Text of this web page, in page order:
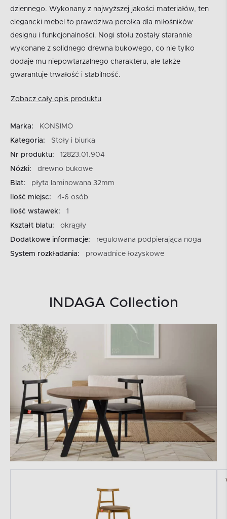
dziennego. Wykonany z najwyższej jakości materiałów, ten
elegancki mebel to prawdziwa perełka dla miłośników
designu i funkcjonalności. Nogi stołu zostały starannie
wykonane z solidnego drewna bukowego, co nie tylko
dodaje mu niepowtarzalnego charakteru, ale także
gwarantuje trwałość i stabilność.
Zobacz cały opis produktu
Marka:
KONSIMO
Kategoria:
Stoły i biurka
Nr produktu:
12823.01.904
Nóżki:
drewno bukowe
Blat:
płyta laminowana 32mm
Ilość miejsc:
4-6 osób
Ilość wstawek:
1
Kształt blatu:
okrągły
Dodatkowe informacje:
regulowana podpierająca noga
System rozkładania:
prowadnice łożyskowe
INDAGA Collection